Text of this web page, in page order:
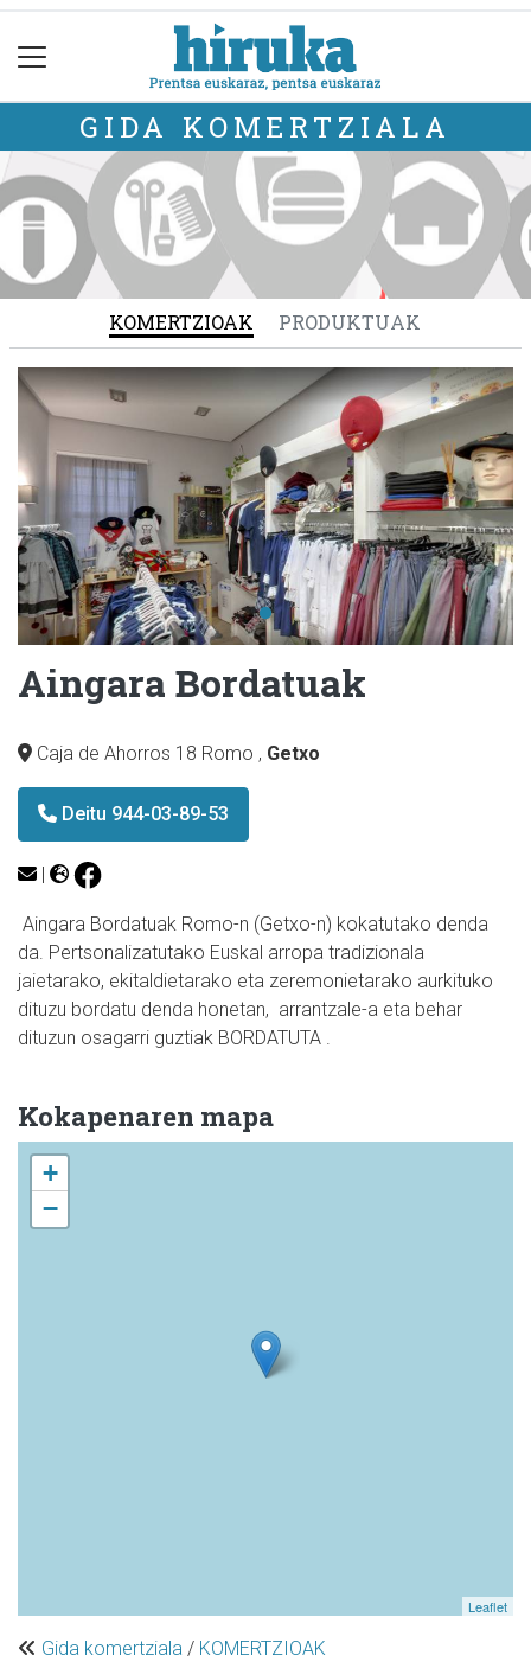
GIDA KOMERTZIALA
KOMERTZIOAK PRODUKTUAK
Aingara Bordatuak
Caja de Ahorros 18 Romo , Getxo
Deitu 944-03-89-53
|
Aingara Bordatuak Romo-n (Getxo-n) kokatutako denda
da. Pertsonalizatutako Euskal arropa tradizionala
jaietarako, ekitaldietarako eta zeremonietarako aurkituko
dituzu bordatu denda honetan, arrantzale-a eta behar
dituzun osagarri guztiak BORDATUTA .
Kokapenaren mapa
+
−
Leaflet
Gida komertziala / KOMERTZIOAK